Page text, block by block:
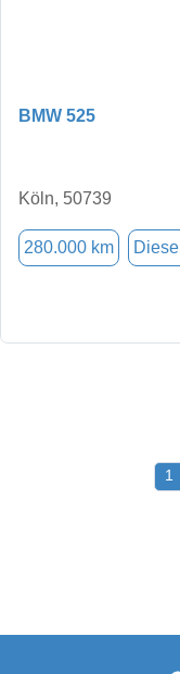
BMW 525
Köln, 50739
280.000 km Diesel
1